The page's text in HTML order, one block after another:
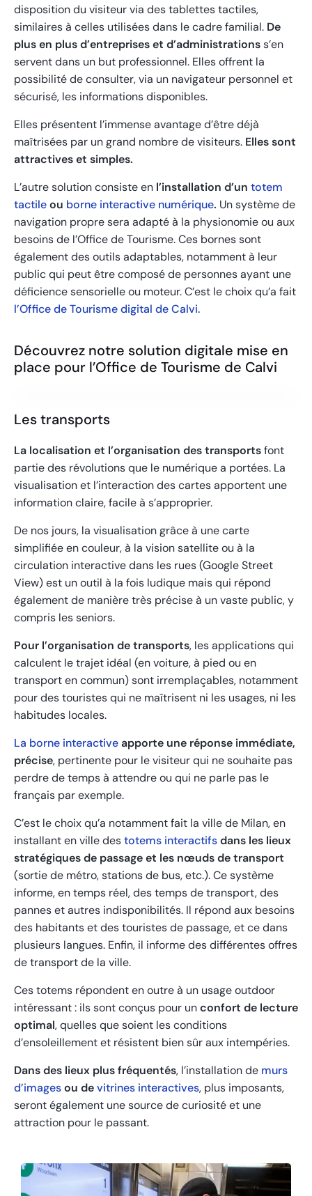
disposition du visiteur via des tablettes tactiles,
similaires à celles utilisées dans le cadre familial. De
plus en plus d’entreprises et d’administrationss’en
servent dans un but professionnel. Elles offrent la
possibilité de consulter, via un navigateur personnel et
sécurisé, les informations disponibles.
Elles présentent l’immense avantage d’être déjà
maîtrisées par un grand nombre de visiteurs. Elles sont
attractives et simples.
L’autre solution consiste en l’installation d’un totem
tactileou borne interactive numérique. Un système de
navigation propre sera adapté à la physionomie ou aux
besoins de l’Office de Tourisme. Ces bornes sont
également des outils adaptables, notamment à leur
public qui peut être composé de personnes ayant une
déficience sensorielle ou moteur. C’est le choix qu’a fait
l’Office de Tourisme digital de Calvi.
Découvrez notre solution digitale mise en
place pour l’Office de Tourisme de Calvi
Les transports
La localisation et l’organisation des transportsfont
partie des révolutions que le numérique a portées. La
visualisation et l’interaction des cartes apportent une
information claire, facile à s’approprier.
De nos jours, la visualisation grâce à une carte
simplifiée en couleur, à la vision satellite ou à la
circulation interactive dans les rues (Google Street
View) est un outil à la fois ludique mais qui répond
également de manière très précise à un vaste public, y
compris les seniors.
Pour l’organisation de transports, les applications qui
calculent le trajet idéal (en voiture, à pied ou en
transport en commun) sont irremplaçables, notamment
pour des touristes qui ne maîtrisent ni les usages, ni les
habitudes locales.
La borne interactiveapporte une réponse immédiate,
précise, pertinente pour le visiteur qui ne souhaite pas
perdre de temps à attendre ou qui ne parle pas le
français par exemple.
C’est le choix qu’a notamment fait la ville de Milan, en
installant en ville destotems interactifsdans les lieux
stratégiques de passage et les nœuds de transport
(sortie de métro, stations de bus, etc.). Ce système
informe, en temps réel, des temps de transport, des
pannes et autres indisponibilités. Il répond aux besoins
des habitants et des touristes de passage, et ce dans
plusieurs langues. Enfin, il informe des différentes offres
de transport de la ville.
Ces totems répondent en outre à un usage outdoor
intéressant : ils sont conçus pour unconfort de lecture
optimal, quelles que soient les conditions
d’ensoleillement et résistent bien sûr aux intempéries.
Dans des lieux plus fréquentés, l’installation de murs
d’imagesou devitrines interactives, plus imposants,
seront également une source de curiosité et une
attraction pour le passant.